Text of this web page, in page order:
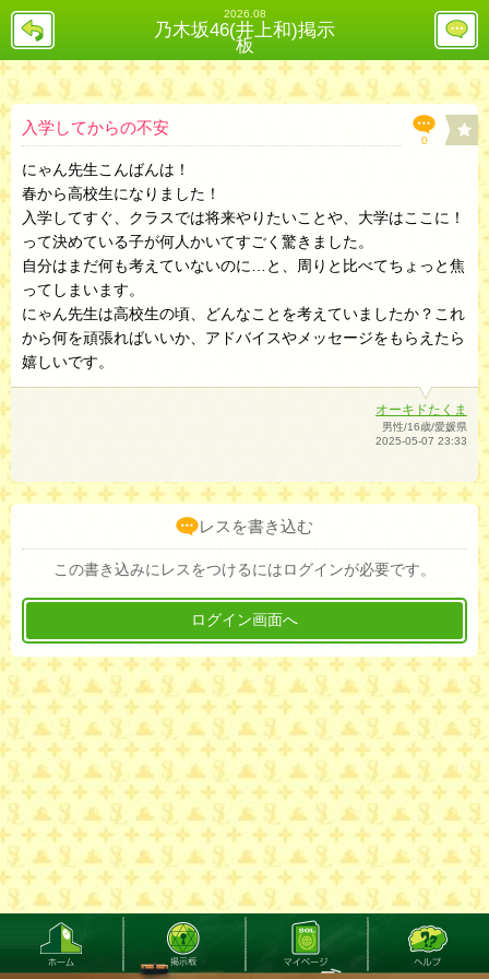
2026.08
乃木坂46(井上和)掲示
板
戻
レ
投
稿
欄
0
入学してからの不安
にゃん先生こんばんは！
春から高校生になりました！
入学してすぐ、クラスでは将来やりたいことや、大学はここに！
って決めている子が何人かいてすごく驚きました。
自分はまだ何も考えていないのに…と、周りと比べてちょっと焦
ってしまいます。
にゃん先生は高校生の頃、どんなことを考えていましたか？これ
から何を頑張ればいいか、アドバイスやメッセージをもらえたら
嬉しいです。
オーキドたくま
男性/16歳/愛媛県
2025-05-07 23:33
レスを書き込む
この書き込みにレスをつけるにはログインが必要です。
ログイン画面へ